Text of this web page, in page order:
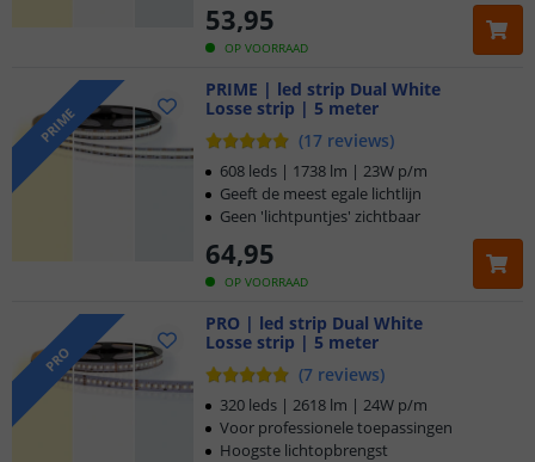
OP VOORRAAD
53,95
PRIME
PRIME | led strip Dual White
Losse strip | 5 meter
(17 reviews)
OP VOORRAAD
64,95
608 leds | 1738 lm | 23W p/m
Geeft de meest egale lichtlijn
Geen 'lichtpuntjes' zichtbaar
PRO
PRO | led strip Dual White
Losse strip | 5 meter
(7 reviews)
320 leds | 2618 lm | 24W p/m
Voor professionele toepassingen
Hoogste lichtopbrengst